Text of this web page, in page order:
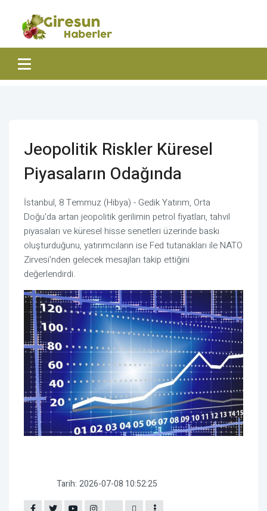
Jeopolitik Riskler Küresel
Piyasaların Odağında
İstanbul, 8 Temmuz (Hibya) - Gedik Yatırım, Orta
Doğu'da artan jeopolitik gerilimin petrol fiyatları, tahvil
piyasaları ve küresel hisse senetleri üzerinde baskı
oluşturduğunu, yatırımcıların ise Fed tutanakları ile NATO
Zirvesi'nden gelecek mesajları takip ettiğini
değerlendirdi.
Tarih: 2026-07-08 10:52:25